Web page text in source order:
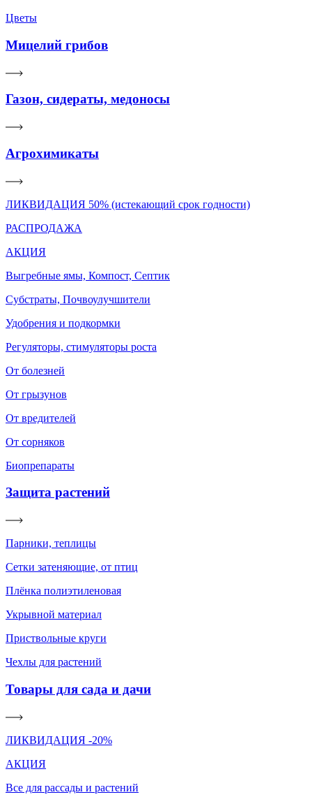
Цветы
Мицелий грибов
Газон, сидераты, медоносы
Агрохимикаты
ЛИКВИДАЦИЯ 50% (истекающий срок годности)
РАСПРОДАЖА
АКЦИЯ
Выгребные ямы, Компост, Септик
Субстраты, Почвоулучшители
Удобрения и подкормки
Регуляторы, стимуляторы роста
От болезней
От грызунов
От вредителей
От сорняков
Биопрепараты
Защита растений
Парники, теплицы
Сетки затеняющие, от птиц
Плёнка полиэтиленовая
Укрывной материал
Приствольные круги
Чехлы для растений
Товары для сада и дачи
ЛИКВИДАЦИЯ -20%
АКЦИЯ
Все для рассады и растений